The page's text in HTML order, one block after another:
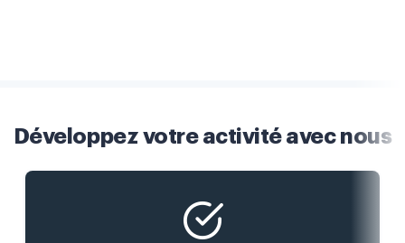
Développez votre activité avec nous